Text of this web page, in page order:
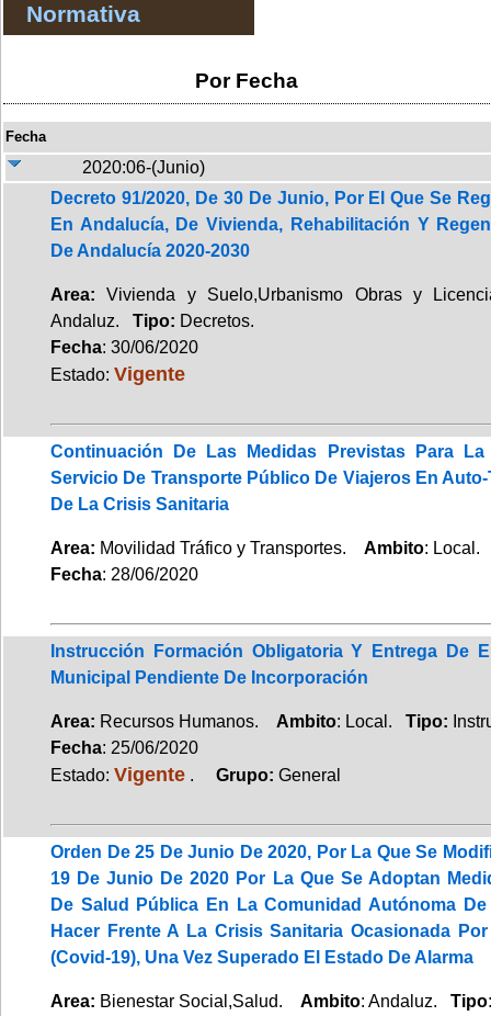
Normativa
Por Fecha
Fecha
2020:06-(Junio)
Decreto 91/2020, De 30 De Junio, Por El Que Se
En Andalucía, De Vivienda, Rehabilitación Y
De Andalucía 2020-2030
Area: Vivienda y Suelo,Urbanismo Obras y
Andaluz. Tipo: Decretos.
Fecha: 30/06/2020
Estado: Vigente
Continuación De Las Medidas Previstas Para
Servicio De Transporte Público De Viajeros En
De La Crisis Sanitaria
Area: Movilidad Tráfico y Transportes. Ambito:
Fecha: 28/06/2020
Instrucción Formación Obligatoria Y Entrega De
Municipal Pendiente De Incorporación
Area: Recursos Humanos. Ambito: Local. Tipo:
Fecha: 25/06/2020
Estado: Vigente . Grupo: General
Orden De 25 De Junio De 2020, Por La Que Se
19 De Junio De 2020 Por La Que Se Adoptan
De Salud Pública En La Comunidad Autónoma
Hacer Frente A La Crisis Sanitaria Ocasionada
(Covid-19), Una Vez Superado El Estado De Alarma
Area: Bienestar Social,Salud. Ambito: Andaluz.